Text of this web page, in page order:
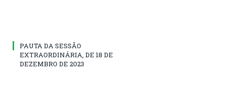
PAUTA DA SESSÃO
EXTRAORDINÁRIA, DE 18 DE
DEZEMBRO DE 2023